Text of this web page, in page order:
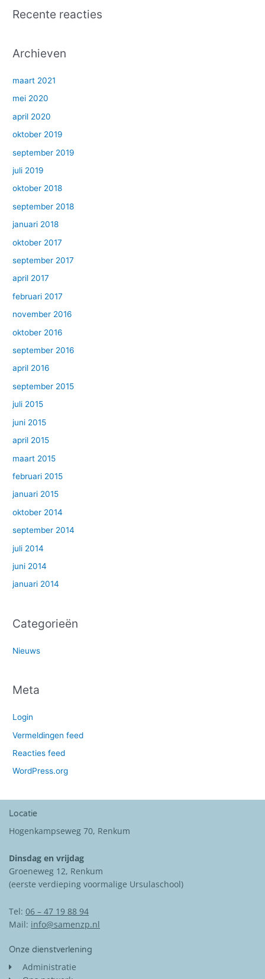
Recente reacties
Archieven
maart 2021
mei 2020
april 2020
oktober 2019
september 2019
juli 2019
oktober 2018
september 2018
januari 2018
oktober 2017
september 2017
april 2017
februari 2017
november 2016
oktober 2016
september 2016
april 2016
september 2015
juli 2015
juni 2015
april 2015
maart 2015
februari 2015
januari 2015
oktober 2014
september 2014
juli 2014
juni 2014
januari 2014
Categorieën
Nieuws
Meta
Login
Vermeldingen feed
Reacties feed
WordPress.org
Locatie
Hogenkampseweg 70, Renkum
Dinsdag en vrijdag
Groeneweg 12, Renkum
(eerste verdieping voormalige Ursulaschool)
Tel: 06 – 47 19 88 94
Mail: info@samenzp.nl
Onze dienstverlening
Administratie